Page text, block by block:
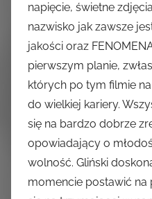
napięcie, świetne
nazwisko jak zawsze
jakości oraz
pierwszym planie,
których po tym filmie
do wielkiej kariery.
się na bardzo dobrze
opowiadający o
wolność. Gliński
momencie postawić na